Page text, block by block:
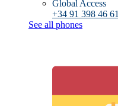
Global Access
+34 91 398 46 61
See all phones